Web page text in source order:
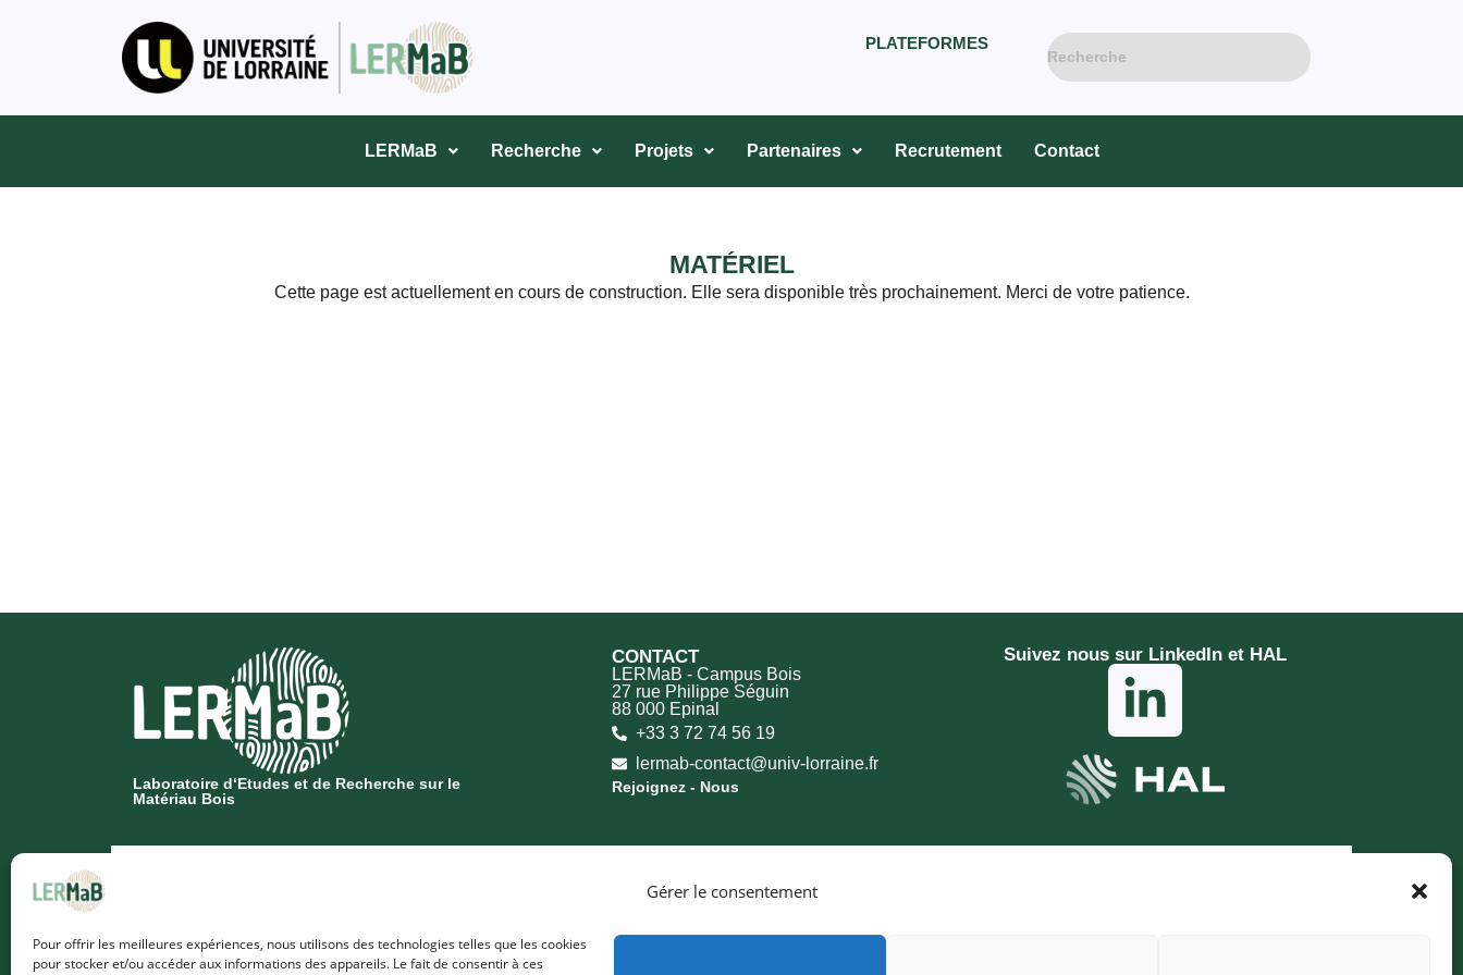
Gérer le consentement
Pour offrir les meilleures expériences, nous utilisons des technologies telles que les cookies
pour stocker et/ou accéder aux informations des appareils. Le fait de consentir à ces
PLATEFORMES
LERMaB Recherche Projets Partenaires Recrutement Contact
MATÉRIEL
Cette page est actuellement en cours de construction. Elle sera disponible très prochainement. Merci de votre patience.
Laboratoire d‘Etudes et de Recherche sur le
Matériau Bois
CONTACT
LERMaB - Campus Bois
27 rue Philippe Séguin
88 000 Epinal
+33 3 72 74 56 19
lermab-contact@univ-lorraine.fr
Rejoignez - Nous
Suivez nous sur LinkedIn et HAL​